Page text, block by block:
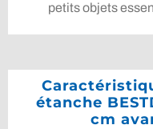
petits objets
étanche
cm